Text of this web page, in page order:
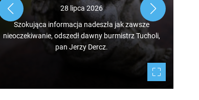
28 lipca 2026
Szokująca informacja nadeszła jak zawsze
nieoczekiwanie, odszedł dawny burmistrz Tucholi,
pan Jerzy Dercz.